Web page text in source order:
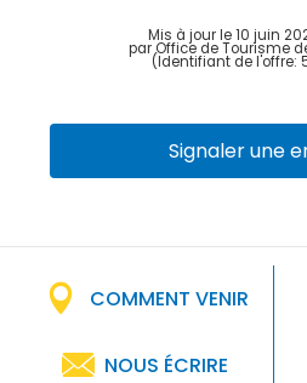
Mis à jour le 10 juin
par Office de Tourisme
(Identifiant de l'offre:
Signaler une
COMMENT VENIR
NOUS ÉCRIRE